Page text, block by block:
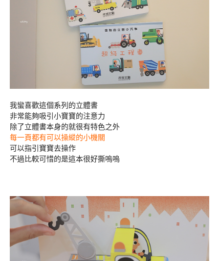
我蠻喜歡這個系列的立體書
非常能夠吸引小寶寶的注意力
除了立體書本身的就很有特色之外
每一頁都有可以操縱的小機關
可以指引寶寶去操作
不過比較可惜的是這本很好撕嗚嗚